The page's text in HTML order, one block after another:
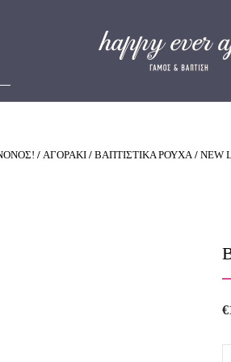
/ ΑΓΟΡΑΚΙ / ΒΑΠΤΙΣΤΙΚΑ ΡΟΥΧΑ/ NEW
€